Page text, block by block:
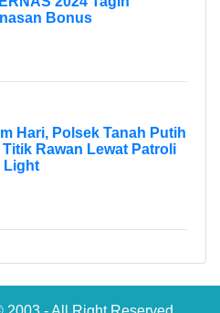
Bonus
Hari, Polsek Tanah Putih
Rawan Lewat Patroli
Light